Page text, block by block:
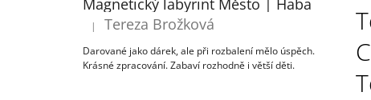
Magnetický labyrint Město | Haba
Hodnocení produktu je 5 z 5 hvězdiček.
| Tereza Brožková
Darované jako dárek, ale při rozbalení mělo úspěch.
Krásné zpracování. Zabaví rozhodně i větší děti.
TÁTOVÉ
199 Kč